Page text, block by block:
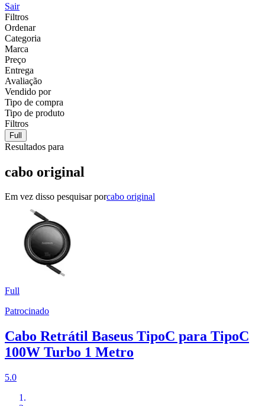
Sair
Filtros
Ordenar
Categoria
Marca
Preço
Entrega
Avaliação
Vendido por
Tipo de compra
Tipo de produto
Filtros
Full
Resultados para
cabo original
Em vez disso pesquisar porcabo original
Full
Patrocinado
Cabo Retrátil Baseus TipoC para TipoC
100W Turbo 1 Metro
5.0